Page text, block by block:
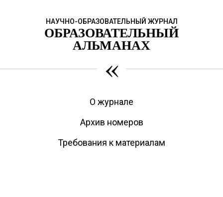
НАУЧНО-ОБРАЗОВАТЕЛЬНЫЙ ЖУРНАЛ
ОБРАЗОВАТЕЛЬНЫЙ
АЛЬМАНАХ
«
О журнале
Архив номеров
Требования к материалам